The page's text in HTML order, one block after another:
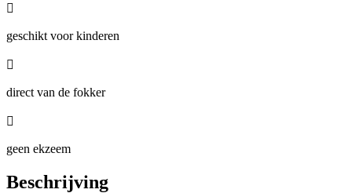

geschikt voor kinderen

direct van de fokker

geen ekzeem
Beschrijving